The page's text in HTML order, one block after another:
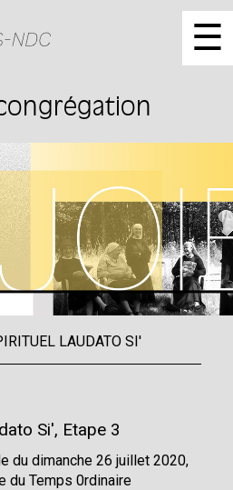
☰
LAUDATO SI'
Si', Etape 3
du dimanche 26 juillet 2020,
du Temps 0rdinaire